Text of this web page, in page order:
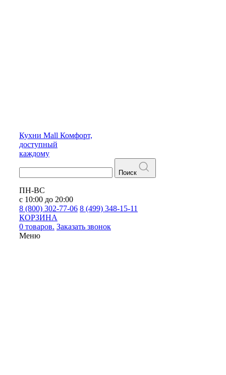
Кухни Mall Комфорт,
доступный
каждому
Поиск
ПН-ВС
с 10:00 до 20:00
8 (800) 302-77-06 8 (499) 348-15-11
КОРЗИНА
0 товаров. Заказать звонок
Меню